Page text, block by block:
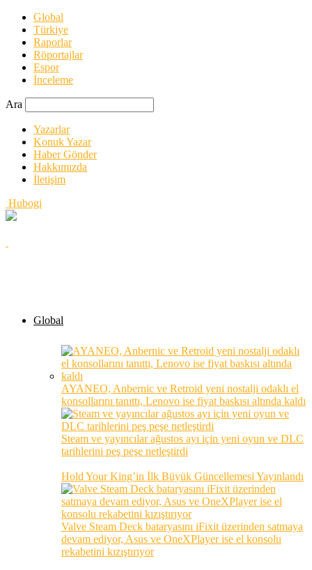
Global
Türkiye
Raporlar
Röportajlar
Espor
İnceleme
Ara
Yazarlar
Konuk Yazar
Haber Gönder
Hakkımızda
İletişim
Hubogi
Global
AYANEO, Anbernic ve Retroid yeni nostalji odaklı el
konsollarını tanıttı, Lenovo ise fiyat baskısı altında kaldı
Steam ve yayıncılar ağustos ayı için yeni oyun ve DLC
tarihlerini peş peşe netleştirdi
Hold Your King’in İlk Büyük Güncellemesi Yayınlandı
Valve Steam Deck bataryasını iFixit üzerinden satmaya
devam ediyor, Asus ve OneXPlayer ise el konsolu
rekabetini kızıştırıyor